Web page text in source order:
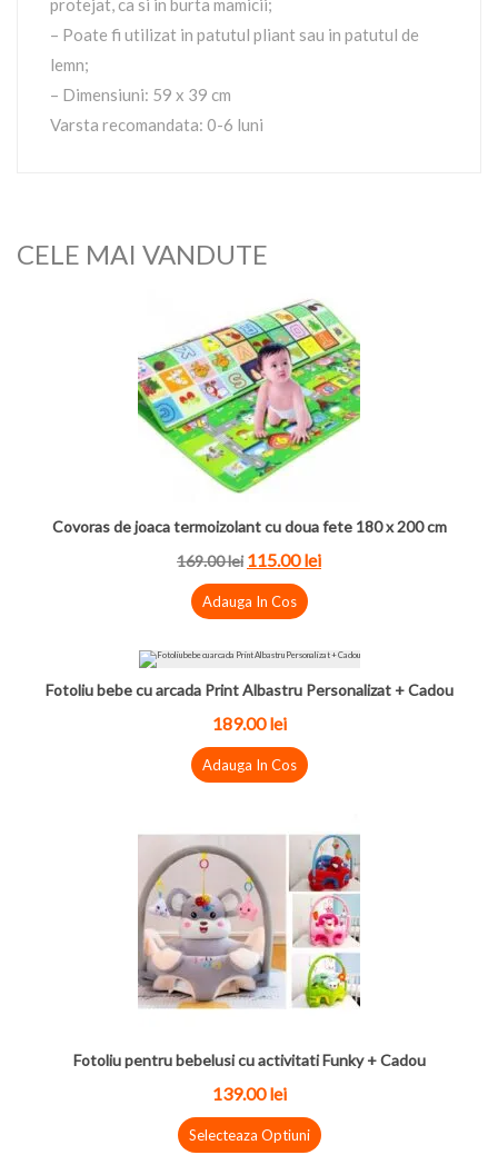
protejat, ca si in burta mamicii;
– Poate fi utilizat in patutul pliant sau in patutul de
lemn;
– Dimensiuni: 59 x 39 cm
Varsta recomandata: 0-6 luni
CELE MAI VANDUTE
Covoras de joaca termoizolant cu doua fete 180 x 200 cm
169.00 lei 115.00 lei
Adauga In Cos
Fotoliu bebe cu arcada Print Albastru Personalizat + Cadou
189.00 lei
Adauga In Cos
Fotoliu pentru bebelusi cu activitati Funky + Cadou
139.00 lei
Selecteaza Optiuni